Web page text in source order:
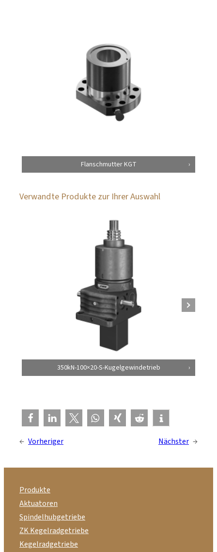
Flanschmutter KGT
Verwandte Produkte zur Ihrer Auswahl
350kN-100×20-S-Kugelgewindetrieb
← Vorheriger Nächster →
Produkte
Aktuatoren
Spindelhubgetriebe
ZK Kegelradgetriebe
Kegelradgetriebe